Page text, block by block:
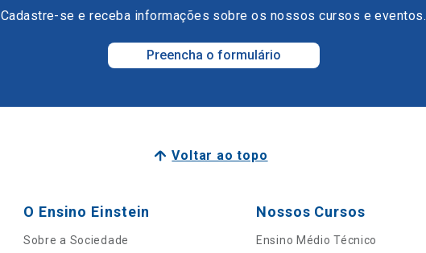
Cadastre-se e receba informações sobre os nossos cursos e eventos.
Preencha o formulário
Voltar ao topo
O Ensino Einstein
Sobre a Sociedade
Nossos Cursos
Ensino Médio Técnico